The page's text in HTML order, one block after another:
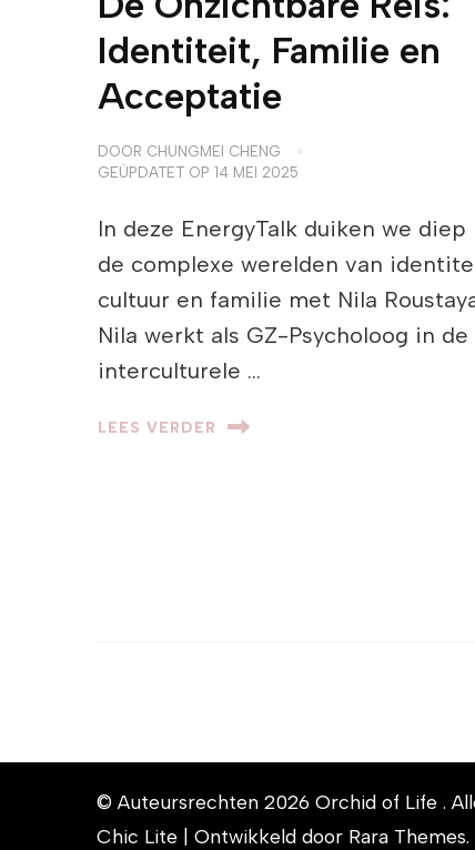
Identiteit, Familie en
Acceptatie
DOOR CHUNGMEI CHENG
GEÜPDATET OP 14 MEI 2025
In deze EnergyTalk duiken we diep
de complexe werelden van
cultuur en familie met Nila
Nila werkt als GZ-Psycholoog in de
interculturele …
LEES VERDER
© Auteursrechten 2026 Orchid of Life .
Chic Lite | Ontwikkeld door Rara Themes